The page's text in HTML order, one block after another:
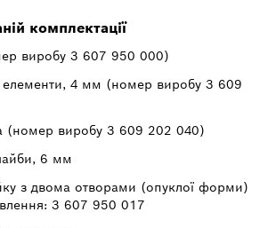
комплектації
виробу 3 607 950 000)
елементи, 4 мм (номер виробу 3 609
(номер виробу 3 609 202 040)
6 мм
з двома отворами (опуклої форми)
3 607 950 017